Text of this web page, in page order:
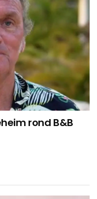
rond B&B